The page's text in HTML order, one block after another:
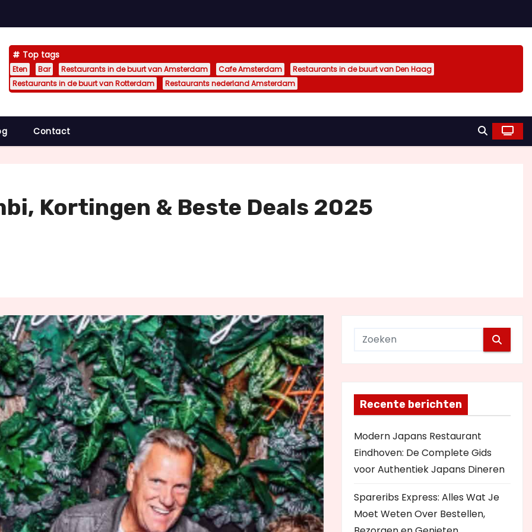
Top tags
Eten Bar Restaurants in de buurt van Amsterdam Cafe Amsterdam
Restaurants in de buurt van Den Haag
Restaurants in de buurt van Rotterdam
Restaurants nederland Amsterdam
Contact
Kortingen & Beste Deals 2025
Recente berichten
Modern Japans Restaurant
Eindhoven: De Complete Gids
voor Authentiek Japans Dineren
Spareribs Express: Alles Wat Je
Moet Weten Over Bestellen,